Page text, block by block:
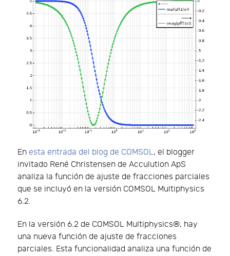
En esta entrada del blog de COMSOL, el blogger
invitado René Christensen de Acculution ApS
analiza la función de ajuste de fracciones parciales
que se incluyó en la versión COMSOL Multiphysics
6.2.
En la versión 6.2 de COMSOL Multiphysics®, hay
una nueva función de ajuste de fracciones
parciales. Esta funcionalidad analiza una función de